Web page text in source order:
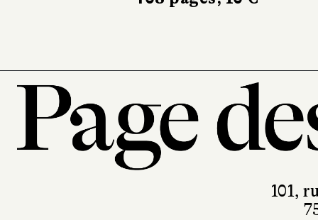
101,